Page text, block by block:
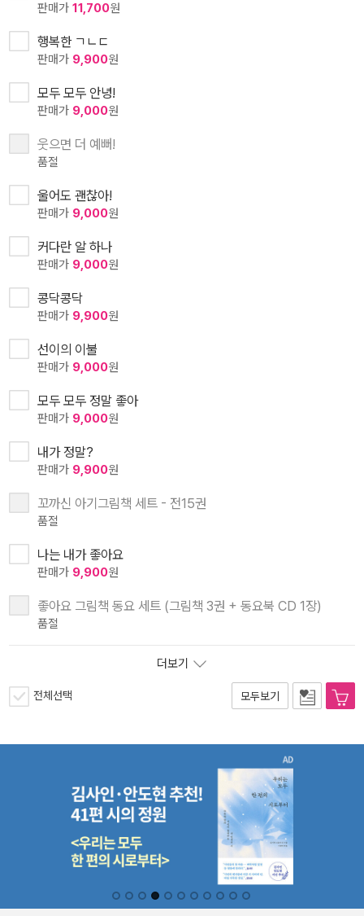
판매가 11,700원
행복한 ㄱㄴㄷ
판매가 9,900원
모두 모두 안녕!
판매가 9,000원
웃으면 더 예뻐!
품절
울어도 괜찮아!
판매가 9,000원
커다란 알 하나
판매가 9,000원
콩닥콩닥
판매가 9,900원
선이의 이불
판매가 9,000원
모두 모두 정말 좋아
판매가 9,000원
내가 정말?
판매가 9,900원
꼬까신 아기그림책 세트 - 전15권
품절
나는 내가 좋아요
판매가 9,900원
좋아요 그림책 동요 세트 (그림책 3권 + 동요북 CD 1장)
품절
더보기
전체선택 모두보기